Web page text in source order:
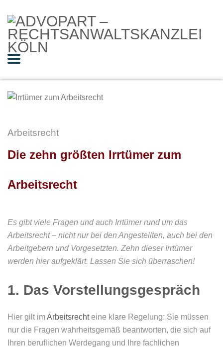
Arbeitsrecht
Die zehn größten Irrtümer zum
Arbeitsrecht
Es gibt viele Fragen und auch Irrtümer rund um das
Arbeitsrecht – nicht nur bei den Angestellten, auch bei den
Arbeitgebern und Vorgesetzten. Zehn dieser Irrtümer
werden hier aufgeklärt. Lassen Sie sich überraschen!
1. Das Vorstellungsgespräch
Hier gilt imArbeitsrechteine klare Regelung: Sie müssen
nur die Fragen wahrheitsgemäß beantworten, die sich auf
Ihren beruflichen Werdegang und Ihre fachlichen